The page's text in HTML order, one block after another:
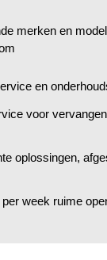
merken en
en
voor
oplossingen,
week ruime